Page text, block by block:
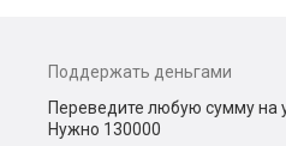
Поддержать деньгами
Переведите любую сумму на
Нужно 130000